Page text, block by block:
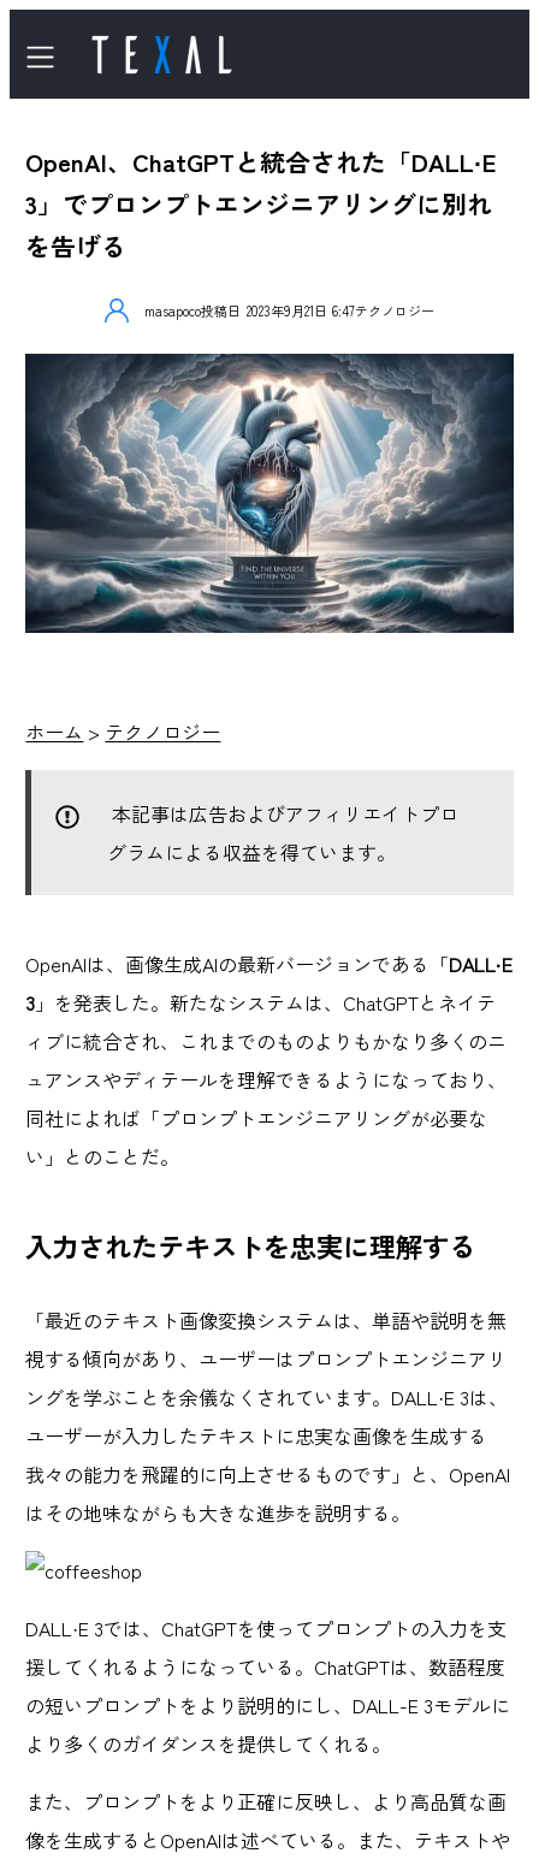
OpenAI、ChatGPTと統合された「DALL·E
3」でプロンプトエンジニアリングに別れ
を告げる
masapoco投稿日 2023年9月21日 6:47テクノロジー
ホーム > テクノロジー
本記事は広告およびアフィリエイトプロ
グラムによる収益を得ています。
OpenAIは、画像生成AIの最新バージョンである「DALL·E
3 」を発表した。新たなシステムは、ChatGPTとネイテ
ィブに統合され、これまでのものよりもかなり多くのニ
ュアンスやディテールを理解できるようになっており、
同社によれば「プロンプトエンジニアリングが必要な
い」とのことだ。
入力されたテキストを忠実に理解する
「最近のテキスト画像変換システムは、単語や説明を無
視する傾向があり、ユーザーはプロンプトエンジニアリ
ングを学ぶことを余儀なくされています。DALL·E 3は、
ユーザーが入力したテキストに忠実な画像を生成する
我々の能力を飛躍的に向上させるものです」と、OpenAI
はその地味ながらも大きな進歩を説明する。
DALL·E 3では、ChatGPTを使ってプロンプトの入力を支
援してくれるようになっている。ChatGPTは、数語程度
の短いプロンプトをより説明的にし、DALL-E 3モデルに
より多くのガイダンスを提供してくれる。
また、プロンプトをより正確に反映し、より高品質な画
像を生成するとOpenAIは述べている。また、テキストや